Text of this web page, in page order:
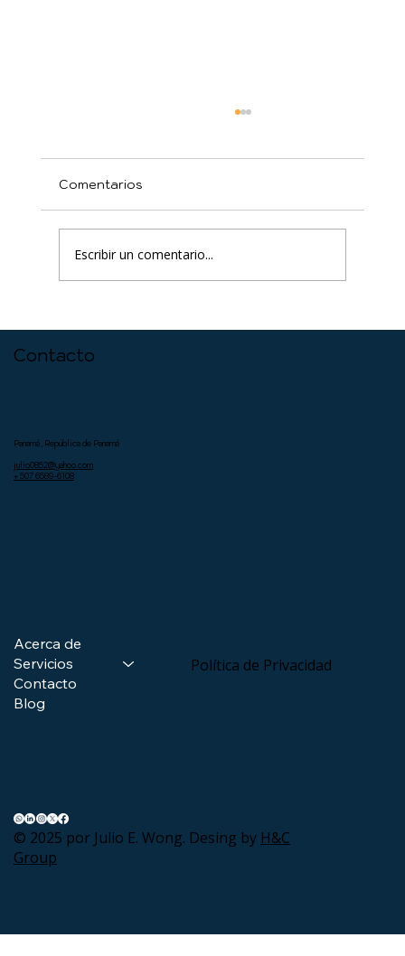
Sobreviviendo al Burnout
Comentarios
Escribir un comentario...
Contacto
Panamá, República de Panamá
julio0852@yahoo.com
+ 507 6589-6108
Acerca de
Servicios
Contacto
Blog
Política de Privacidad
© 2025 por Julio E. Wong. Desing by H&C
Group